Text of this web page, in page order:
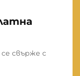
свърже с